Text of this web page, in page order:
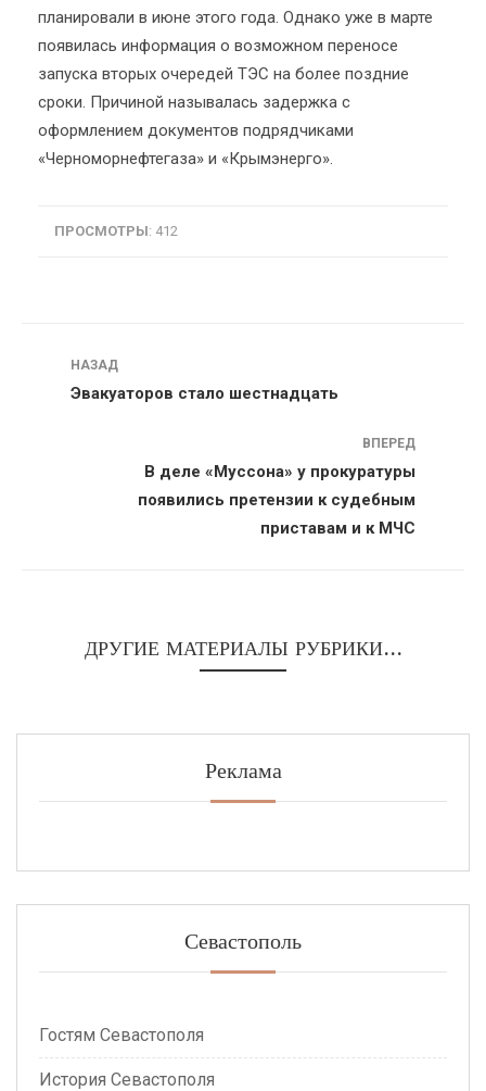
планировали в июне этого года. Однако уже в марте
появилась информация о возможном переносе
запуска вторых очередей ТЭС на более поздние
сроки. Причиной называлась задержка с
оформлением документов подрядчиками
«Черноморнефтегаза» и «Крымэнерго».
ПРОСМОТРЫ: 412
Навигация
НАЗАД
Эвакуаторов стало шестнадцать
ВПЕРЕД
В деле «Муссона» у прокуратуры
появились претензии к судебным
приставам и к МЧС
ДРУГИЕ МАТЕРИАЛЫ РУБРИКИ...
Реклама
Севастополь
Гостям Севастополя
История Севастополя